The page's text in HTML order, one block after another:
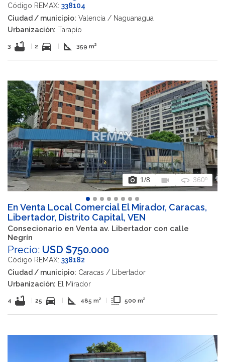
Código REMAX: 338104
Ciudad / municipio: Valencia / Naguanagua
Urbanización: Tarapío
3 bathtub 2 directions_car square_foot 359 m²
photo_camera 1/8 videocam 360 360º
En Venta Local Comercial El Mirador, Caracas,
Libertador, Distrito Capital, VEN
Consecionario en Venta av. Libertador con calle
Negrín
Precio: USD $750.000
Código REMAX: 338182
Ciudad / municipio: Caracas / Libertador
Urbanización: El Mirador
4 bathtub 25 directions_car square_foot 485 m² flip_to_front 500 m²